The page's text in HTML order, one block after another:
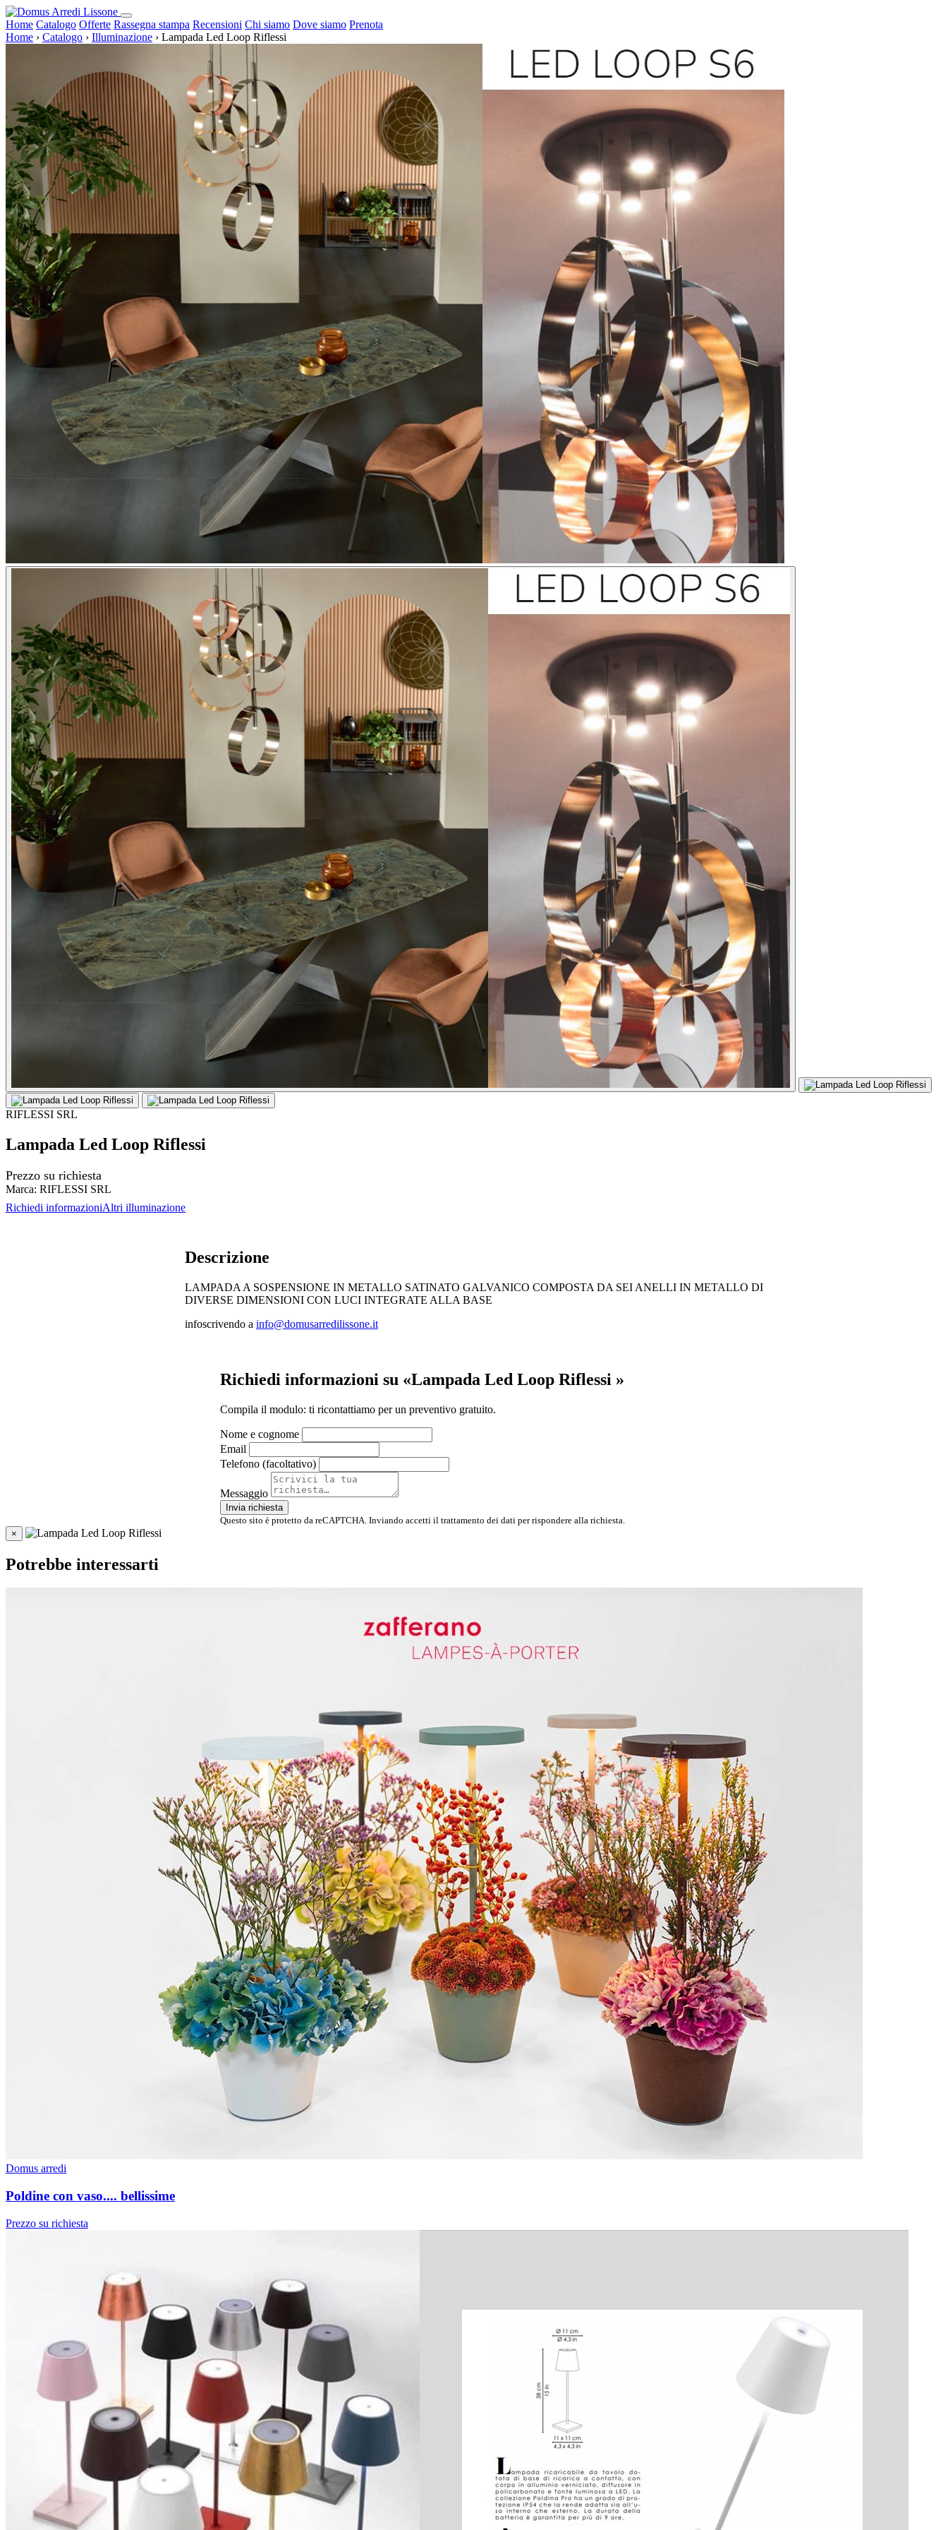
Home Catalogo Offerte Rassegna stampa Recensioni Chi siamo Dove siamo Prenota
Home › Catalogo › Illuminazione › Lampada Led Loop Riflessi
RIFLESSI SRL
Lampada Led Loop Riflessi
Prezzo su richiesta
Marca: RIFLESSI SRL
Richiedi informazioniAltri illuminazione
Descrizione
LAMPADA A SOSPENSIONE IN METALLO SATINATO GALVANICO COMPOSTA DA SEI ANELLI IN METALLO DI
DIVERSE DIMENSIONI CON LUCI INTEGRATE ALLA BASE
infoscrivendo a info@domusarredilissone.it
Richiedi informazioni su «Lampada Led Loop Riflessi »
Compila il modulo: ti ricontattiamo per un preventivo gratuito.
Nome e cognome
Email
Telefono (facoltativo)
Messaggio
Invia richiesta
Questo sito è protetto da reCAPTCHA. Inviando accetti il trattamento dei dati per rispondere alla richiesta.
×
Potrebbe interessarti
Domus arredi
Poldine con vaso.... bellissime
Prezzo su richiesta